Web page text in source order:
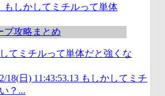
ブ攻略まとめ
てミチルって単体だと強くな
18(日) 11:43:53.13 もしかしてミチ
？...